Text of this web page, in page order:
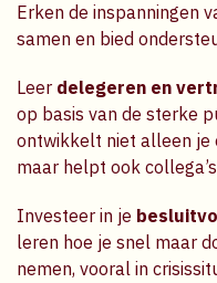
Erken de inspanningen
samen en bied
Leer delegeren en
op basis van de sterke
ontwikkelt niet alleen je
maar helpt ook
Investeer in je
leren hoe je snel maar
nemen, vooral in